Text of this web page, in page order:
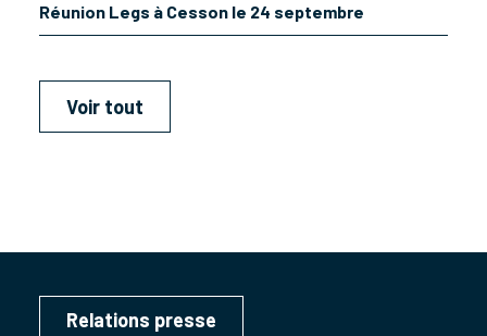
Réunion Legs à Cesson le 24 septembre
Voir tout
Relations presse